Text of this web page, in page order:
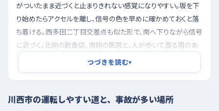
がついたまま近づくと止まりきれない感覚になりやすい。坂を下
り始めたらアクセルを離し、信号の色を早めに確かめておくと落
ち着ける。西多田二丁目交差点も似た形で、南へ下りながら信号
に近づく。北側の飲食店、南側の医院と、人が歩いて渡る用のあ
る建物が交差点をはさんで向き合っているため、右左折のときは
横断する人を見る余裕を残しておきたい。市役所西交差点は平
の動きが読みにくい。
つづきを読む▾
川西市の運転しやすい道と、事故が多い場所